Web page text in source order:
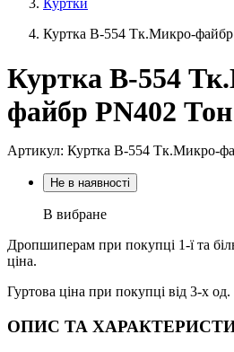
Куртки
Куртка В-554 Тк.Микро-
Куртка В-554
файбр PN402
Артикул: Куртка В-554 Тк.Микро-
Не в наявності
В вибране
Дропшиперам при покупці 1-ї та
ціна.
Гуртова ціна при покупці від 3-х од.
ОПИС ТА